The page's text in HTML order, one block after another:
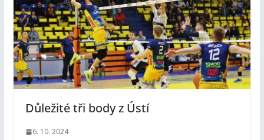
Důležité tři body z Ústí
6. 10. 2024